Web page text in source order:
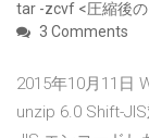
tar -zcvf <圧縮後
3 Comments
2015年10月11日
unzip 6.0 Shift-